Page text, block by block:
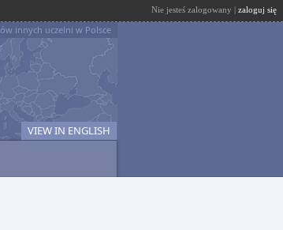
Nie jesteś zalogowany | zaloguj się
innych uczelni w Polsce
VIEW IN ENGLISH